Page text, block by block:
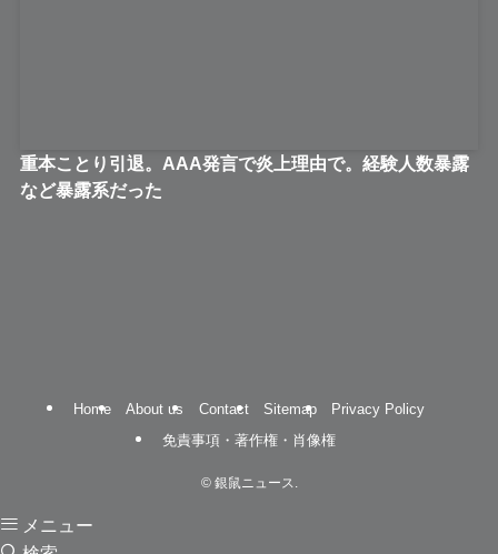
重本ことり引退。AAA発言で炎上理由で。経験人数暴露
など暴露系だった
Home About us Contact Sitemap
Privacy Policy
免責事項・著作権・肖像権
©銀鼠ニュース.
メニュー